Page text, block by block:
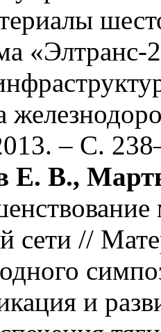
«Элтранс-
– С.
Е. В.,
сети //
и